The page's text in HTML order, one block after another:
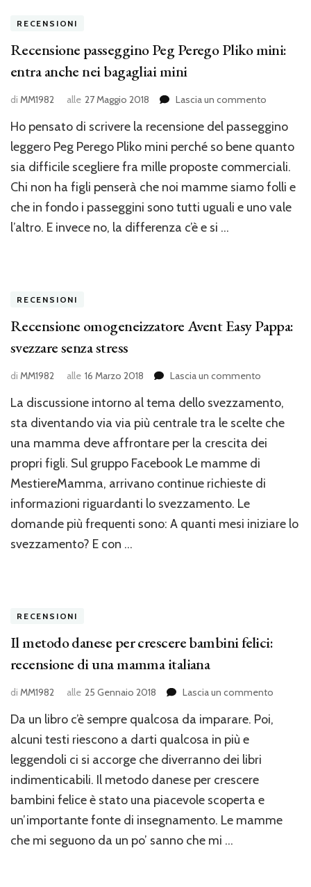
RECENSIONI
Recensione passeggino Peg Perego Pliko mini:
entra anche nei bagagliai mini
di MM1982 alle 27 Maggio 2018 Lascia un commento
Peg
Pliko
mini:
entra
anche
Ho pensato di scrivere la recensione del passeggino
leggero Peg Perego Pliko mini perché so bene quanto
sia difficile scegliere fra mille proposte commerciali.
Chi non ha figli penserà che noi mamme siamo folli e
che in fondo i passeggini sono tutti uguali e uno vale
l’altro. E invece no, la differenza c’è e si …
RECENSIONI
Recensione omogeneizzatore Avent Easy Pappa:
svezzare senza stress
di MM1982 alle 16 Marzo 2018 Lascia un commento
Avent
Pappa:
senza
stress
La discussione intorno al tema dello svezzamento,
sta diventando via via più centrale tra le scelte che
una mamma deve affrontare per la crescita dei
propri figli. Sul gruppo Facebook Le mamme di
MestiereMamma, arrivano continue richieste di
informazioni riguardanti lo svezzamento. Le
domande più frequenti sono: A quanti mesi iniziare lo
svezzamento? E con …
RECENSIONI
Il metodo danese per crescere bambini felici:
recensione di una mamma italiana
di MM1982 alle 25 Gennaio 2018 Lascia un commento
di
Da un libro c’è sempre qualcosa da imparare. Poi,
alcuni testi riescono a darti qualcosa in più e
leggendoli ci si accorge che diverranno dei libri
indimenticabili. Il metodo danese per crescere
bambini felice è stato una piacevole scoperta e
un’importante fonte di insegnamento. Le mamme
che mi seguono da un po’ sanno che mi …